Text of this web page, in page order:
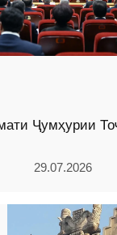
Ҷумҳурии
29.07.2026